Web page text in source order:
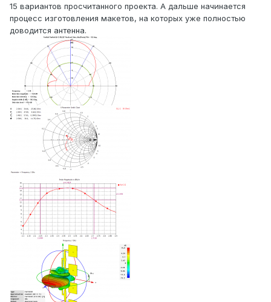
15 вариантов просчитанного проекта. А дальше начинается
процесс изготовления макетов, на которых уже полностью
доводится антенна.